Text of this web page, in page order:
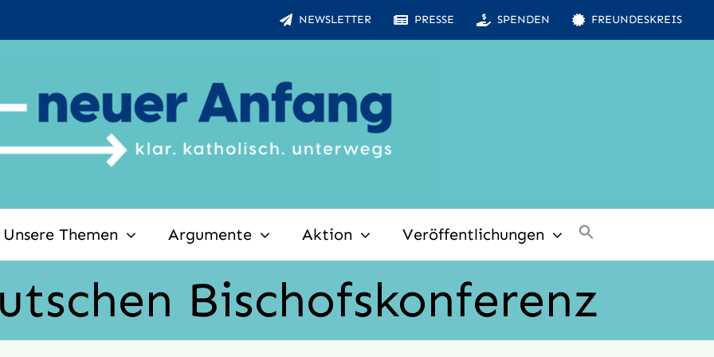
NEWSLETTER PRESSE SPENDEN FREUNDESKREIS
Unsere Themen Argumente Aktion Veröffentlichungen
Bischofskonferenz